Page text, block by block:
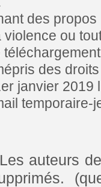
des
violence ou
des
janvier
temporaire-
auteurs